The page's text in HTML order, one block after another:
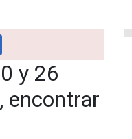
y 26
encontrar